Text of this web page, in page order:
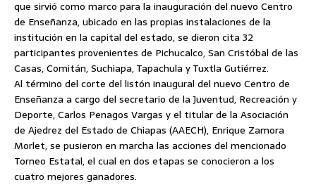
que sirvió como marco para la inauguración del nuevo Centro
de Enseñanza, ubicado en las propias instalaciones de la
institución en la capital del estado, se dieron cita 32
participantes provenientes de Pichucalco, San Cristóbal de las
Casas, Comitán, Suchiapa, Tapachula y Tuxtla Gutiérrez.
Al término del corte del listón inaugural del nuevo Centro de
Enseñanza a cargo del secretario de la Juventud, Recreación y
Deporte, Carlos Penagos Vargas y el titular de la Asociación
de Ajedrez del Estado de Chiapas (AAECH), Enrique Zamora
Morlet, se pusieron en marcha las acciones del mencionado
Torneo Estatal, el cual en dos etapas se conocieron a los
cuatro mejores ganadores.